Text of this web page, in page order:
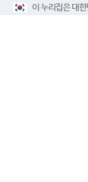
이 누리집은 대